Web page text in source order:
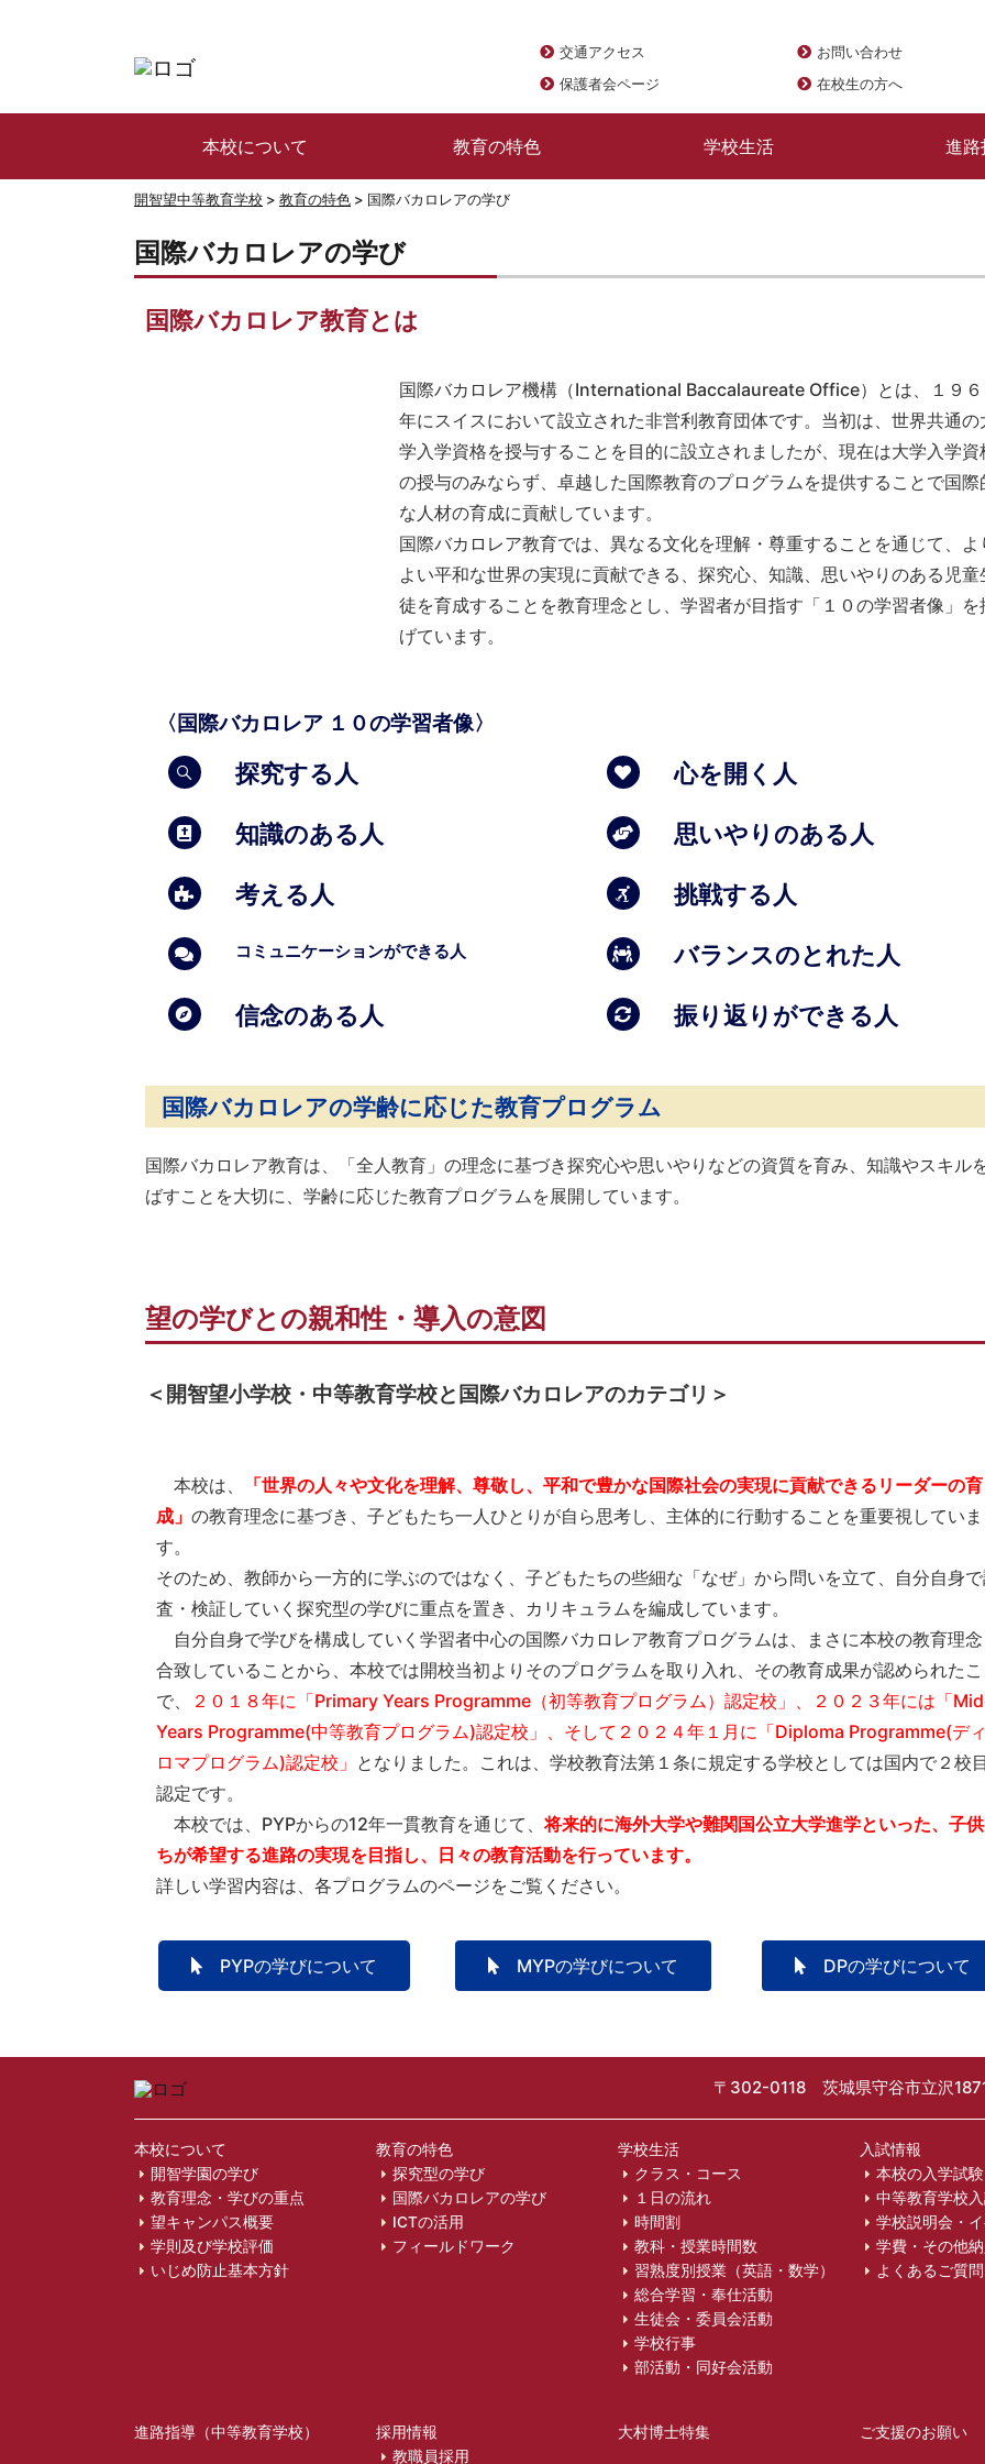
交通アクセス
お問い合わせ
保護者会ページ
在校生の方へ
本校について 教育の特色 学校生活 進路
開智望中等教育学校 > 教育の特色 > 国際バカロレアの学び
国際バカロレアの学び
国際バカロレア教育とは
国際バカロレア機構（International Baccalaureate Office）とは、１９
年にスイスにおいて設立された非営利教育団体です。当初は、世界共通の
学入学資格を授与することを目的に設立されましたが、現在は大学入学資
の授与のみならず、卓越した国際教育のプログラムを提供することで国際
な人材の育成に貢献しています。
国際バカロレア教育では、異なる文化を理解・尊重することを通じて、よ
よい平和な世界の実現に貢献できる、探究心、知識、思いやりのある児童
徒を育成することを教育理念とし、学習者が目指す「１０の学習者像」を
げています。
〈国際バカロレア １０の学習者像〉
探究する人 心を開く人
知識のある人 思いやりのある人
考える人 挑戦する人
コミュニケーションができる人 バランスのとれた人
信念のある人 振り返りができる人
国際バカロレアの学齢に応じた教育プログラム
国際バカロレア教育は、「全人教育」の理念に基づき探究心や思いやりなどの資質を育み、知識やスキル
ばすことを大切に、学齢に応じた教育プログラムを展開しています。
望の学びとの親和性・導入の意図
＜開智望小学校・中等教育学校と国際バカロレアのカテゴリ＞
本校は、
「世界の人々や文化を理解、尊敬し、平和で豊かな国際社会の実現に貢献できるリーダーの育
成」 の教育理念に基づき、子どもたち一人ひとりが自ら思考し、主体的に行動することを重要視していま
す。
そのため、教師から一方的に学ぶのではなく、子どもたちの些細な「なぜ」から問いを立て、自分自身
査・検証していく探究型の学びに重点を置き、カリキュラムを編成しています。
自分自身で学びを構成していく学習者中心の国際バカロレア教育プログラムは、まさに本校の教育理
合致していることから、本校では開校当初よりそのプログラムを取り入れ、その教育成果が認められた
で、
２０１８年に「Primary Years Programme（初等教育プログラム）認定校」、２０２３年には「
Years Programme(中等教育プログラム)認定校」、そして２０２４年１月に「Diploma Programme(デ
ロマプログラム)認定校」 となりました。これは、学校教育法第１条に規定する学校としては国内で２校
認定です。
本校では、PYPからの12年一貫教育を通じて、将来的に海外大学や難関国公立大学進学といった、子
ちが希望する進路の実現を目指し、日々の教育活動を行っています。
詳しい学習内容は、各プログラムのページをご覧ください。
PYPの学びについて MYPの学びについて DPの学びについて
〒302-0118 茨城県守谷市立沢
本校について
開智学園の学び
教育理念・学びの重点
望キャンパス概要
学則及び学校評価
いじめ防止基本方針
教育の特色
探究型の学び
国際バカロレアの学び
ICTの活用
フィールドワーク
学校生活
クラス・コース
１日の流れ
時間割
教科・授業時間数
習熟度別授業（英語・数学）
総合学習・奉仕活動
生徒会・委員会活動
学校行事
部活動・同好会活動
入試情報
本校の入学試
中等教育学校
学校説明会・
学費・その他
よくあるご質問
進路指導（中等教育学校）
採用情報
教職員採用
大村博士特集 ご支援のお願い